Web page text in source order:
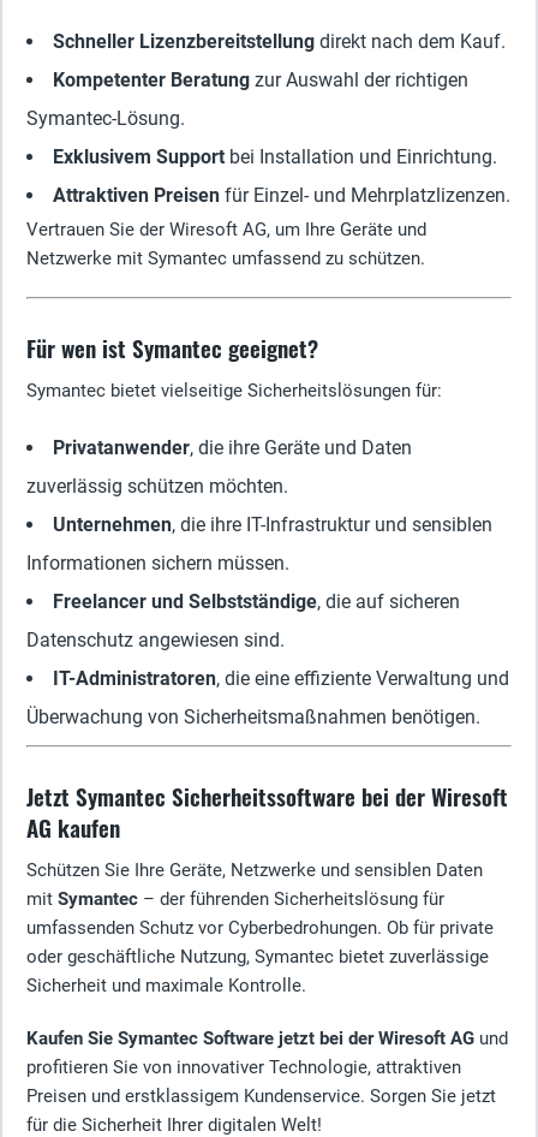
Schneller Lizenzbereitstellung direkt nach dem Kauf.
Kompetenter Beratung zur Auswahl der richtigen
Symantec-Lösung.
Exklusivem Support bei Installation und Einrichtung.
Attraktiven Preisen für Einzel- und Mehrplatzlizenzen.
Vertrauen Sie der Wiresoft AG, um Ihre Geräte und
Netzwerke mit Symantec umfassend zu schützen.
Für wen ist Symantec geeignet?
Symantec bietet vielseitige Sicherheitslösungen für:
Privatanwender, die ihre Geräte und Daten
zuverlässig schützen möchten.
Unternehmen, die ihre IT-Infrastruktur und sensiblen
Informationen sichern müssen.
Freelancer und Selbstständige, die auf sicheren
Datenschutz angewiesen sind.
IT-Administratoren, die eine effiziente Verwaltung und
Überwachung von Sicherheitsmaßnahmen benötigen.
Jetzt Symantec Sicherheitssoftware bei der Wiresoft
AG kaufen
Schützen Sie Ihre Geräte, Netzwerke und sensiblen Daten
mit Symantec – der führenden Sicherheitslösung für
umfassenden Schutz vor Cyberbedrohungen. Ob für private
oder geschäftliche Nutzung, Symantec bietet zuverlässige
Sicherheit und maximale Kontrolle.
Kaufen Sie Symantec Software jetzt bei der Wiresoft AG und
profitieren Sie von innovativer Technologie, attraktiven
Preisen und erstklassigem Kundenservice. Sorgen Sie jetzt
für die Sicherheit Ihrer digitalen Welt!